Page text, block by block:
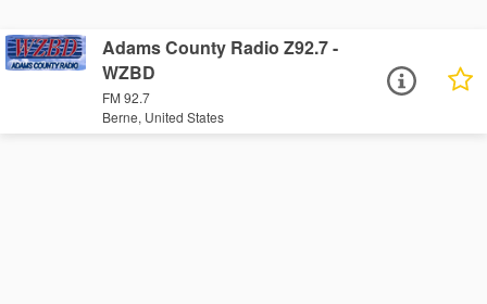
Adams County Radio Z92.7 -
WZBD
FM 92.7
Berne, United States